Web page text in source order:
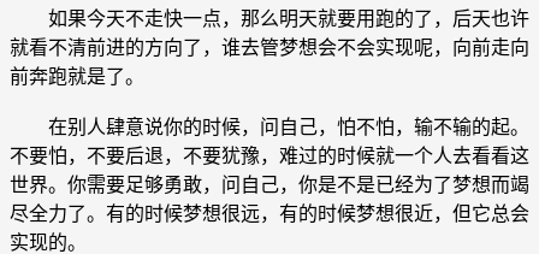
如果今天不走快一点，那么明天就要用跑的了，后天也许
就看不清前进的方向了，谁去管梦想会不会实现呢，向前走向
前奔跑就是了。
在别人肆意说你的时候，问自己，怕不怕，输不输的起。
不要怕，不要后退，不要犹豫，难过的时候就一个人去看看这
世界。你需要足够勇敢，问自己，你是不是已经为了梦想而竭
尽全力了。有的时候梦想很远，有的时候梦想很近，但它总会
实现的。